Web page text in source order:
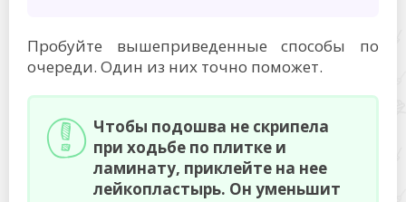
Пробуйте вышеприведенные способы по
очереди. Один из них точно поможет.
Чтобы подошва не скрипела
при ходьбе по плитке и
ламинату, приклейте на нее
лейкопластырь. Он уменьшит